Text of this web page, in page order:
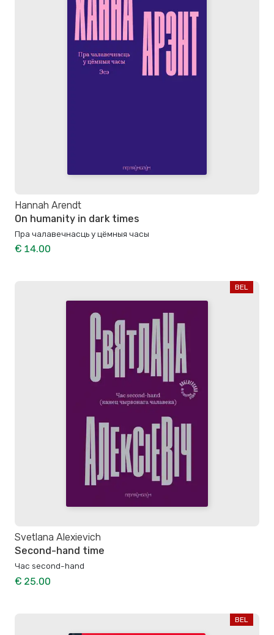
Hannah Arendt
On humanity in dark times
Пра чалавечнасць у цёмныя часы
€ 14.00
BEL
Svetlana Alexievich
Second-hand time
Час second-hand
€ 25.00
BEL